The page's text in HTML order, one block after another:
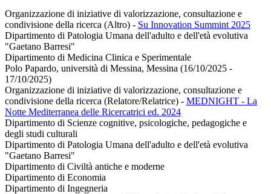
Organizzazione di iniziative di valorizzazione, consultazione e
condivisione della ricerca (Altro) - Su Innovation Summint 2025
Dipartimento di Patologia Umana dell'adulto e dell'età evolutiva
"Gaetano Barresi"
Dipartimento di Medicina Clinica e Sperimentale
Polo Papardo, università di Messina, Messina (16/10/2025 -
17/10/2025)
Organizzazione di iniziative di valorizzazione, consultazione e
condivisione della ricerca (Relatore/Relatrice) - MEDNIGHT - La
Notte Mediterranea delle Ricercatrici ed. 2024
Dipartimento di Scienze cognitive, psicologiche, pedagogiche e
degli studi culturali
Dipartimento di Patologia Umana dell'adulto e dell'età evolutiva
"Gaetano Barresi"
Dipartimento di Civiltà antiche e moderne
Dipartimento di Economia
Dipartimento di Ingegneria